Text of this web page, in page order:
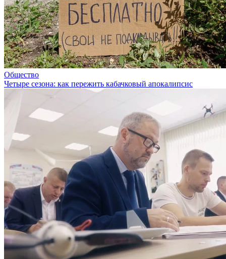
Общество
Четыре сезона: как пережить кабачковый апокалипсис